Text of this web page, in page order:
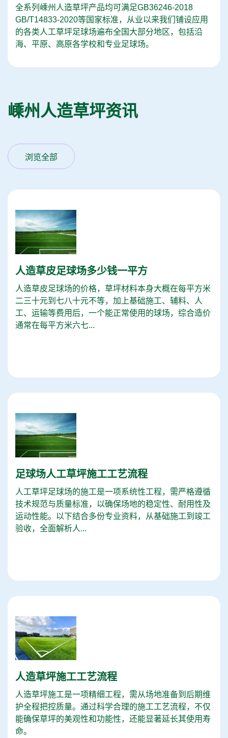
全系列嵊州人造草坪产品均可满足GB36246-2018
GB/T14833-2020等国家标准，从业以来我们铺设应用
的各类人工草坪足球场遍布全国大部分地区，包括沿
海、平原、高原各学校和专业足球场。
嵊州人造草坪资讯
浏览全部
人造草皮足球场多少钱一平方
人造草皮足球场的价格，草坪材料本身大概在每平方米
二三十元到七八十元不等，加上基础施工、辅料、人
工、运输等费用后，一个能正常使用的球场，综合造价
通常在每平方米六七...
足球场人工草坪施工工艺流程
人工草坪足球场的施工是一项系统性工程，需严格遵循
技术规范与质量标准，以确保场地的稳定性、耐用性及
运动性能。以下结合多份专业资料，从基础施工到竣工
验收，全面解析人...
人造草坪施工工艺流程
人造草坪施工是一项精细工程，需从场地准备到后期维
护全程把控质量。通过科学合理的施工工艺流程，不仅
能确保草坪的美观性和功能性，还能显著延长其使用寿
命。